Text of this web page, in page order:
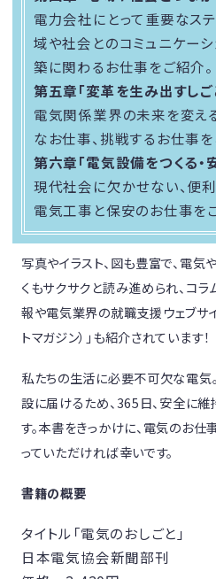
電力会社にとって重要なス
域や社会とのコミュニケー
築に関わるお仕事をご紹介。
第五章「変革を生み出すしご
電気関係業界の未来を変え
なお仕事、挑戦するお仕事を
第六章「電気設備をつくる・
現代社会に欠かせない、便
電気工事と保安のお仕事を
写真やイラスト、図も豊富で、電
くもサクサクと読み進められ、コ
報や電気業界の就職支援ウェブサ
トマガジン）」も紹介されています！
私たちの生活に必要不可欠な電気
設に届けるため、365日、安全に
す。本書をきっかけに、電気のお
っていただければ幸いです。
書籍の概要
タイトル「電気のおしごと」
日本電気協会新聞部刊